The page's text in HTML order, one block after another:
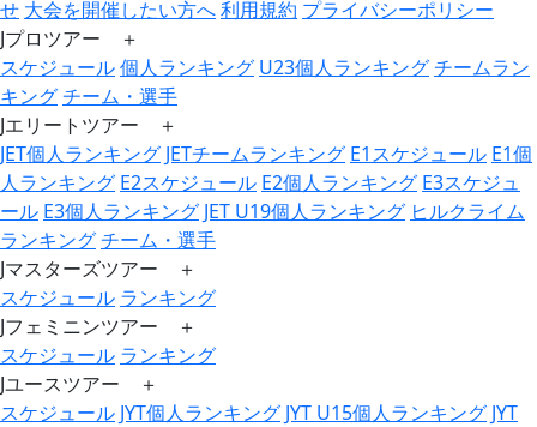
せ 大会を開催したい方へ利用規約 プライバシーポリシー
Jプロツアー ＋
スケジュール個人ランキング U23個人ランキングチームラン
キングチーム・選手
Jエリートツアー ＋
JET個人ランキング JETチームランキング E1スケジュール E1個
人ランキング E2スケジュール E2個人ランキング E3スケジュ
ール E3個人ランキング JET U19個人ランキング ヒルクライム
ランキングチーム・選手
Jマスターズツアー ＋
スケジュール ランキング
Jフェミニンツアー ＋
スケジュール ランキング
Jユースツアー ＋
スケジュール JYT個人ランキング JYT U15個人ランキング JYT